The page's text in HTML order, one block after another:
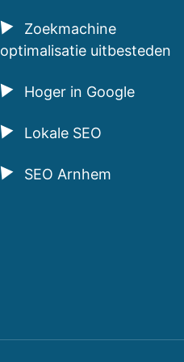
Zoekmachine
optimalisatie uitbesteden
Hoger in Google
Lokale SEO
SEO Arnhem